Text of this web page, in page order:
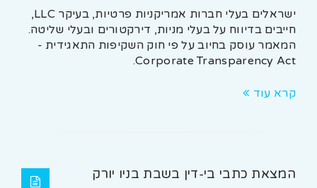
ישראלים בעלי חברות אמריקניות פרטיות, בעיקר LLC,
חייבים בדיווח על בעלי מניות, דירקטורים ובעלי שליטה.
המאמר עוסק בחיוב על פי חוק השקיפות התאגידית -
Corporate Transparency Act.
קרא עוד
המצאת כתבי בי-דין בשבת בניו יורק